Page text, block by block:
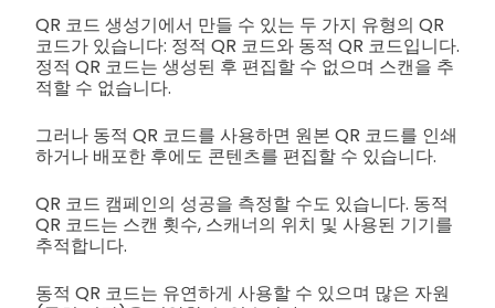
QR 코드 생성기에서 만들 수 있는 두 가지 유형의 QR
코드가 있습니다: 정적 QR 코드와 동적 QR 코드입니다.
정적 QR 코드는 생성된 후 편집할 수 없으며 스캔을 추
적할 수 없습니다.
그러나 동적 QR 코드를 사용하면 원본 QR 코드를 인쇄
하거나 배포한 후에도 콘텐츠를 편집할 수 있습니다.
QR 코드 캠페인의 성공을 측정할 수도 있습니다. 동적
QR 코드는 스캔 횟수, 스캐너의 위치 및 사용된 기기를
추적합니다.
동적 QR 코드는 유연하게 사용할 수 있으며 많은 자원